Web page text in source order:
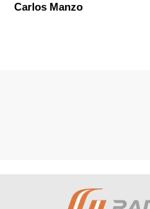
Carlos Manzo